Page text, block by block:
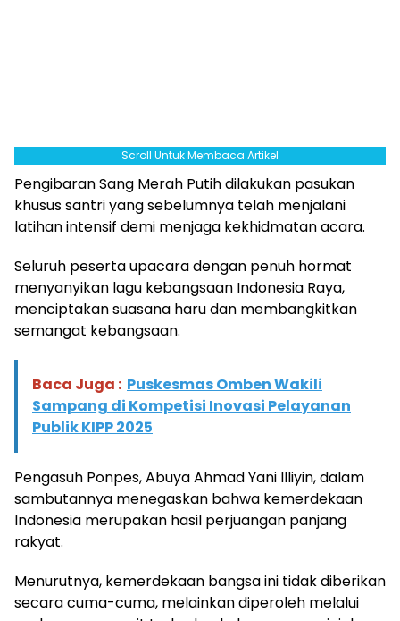
Scroll Untuk Membaca Artikel
Pengibaran Sang Merah Putih dilakukan pasukan
khusus santri yang sebelumnya telah menjalani
latihan intensif demi menjaga kekhidmatan acara.
Seluruh peserta upacara dengan penuh hormat
menyanyikan lagu kebangsaan Indonesia Raya,
menciptakan suasana haru dan membangkitkan
semangat kebangsaan.
Baca Juga : Puskesmas Omben Wakili
Sampang di Kompetisi Inovasi Pelayanan
Publik KIPP 2025
Pengasuh Ponpes, Abuya Ahmad Yani Illiyin, dalam
sambutannya menegaskan bahwa kemerdekaan
Indonesia merupakan hasil perjuangan panjang
rakyat.
Menurutnya, kemerdekaan bangsa ini tidak diberikan
secara cuma-cuma, melainkan diperoleh melalui